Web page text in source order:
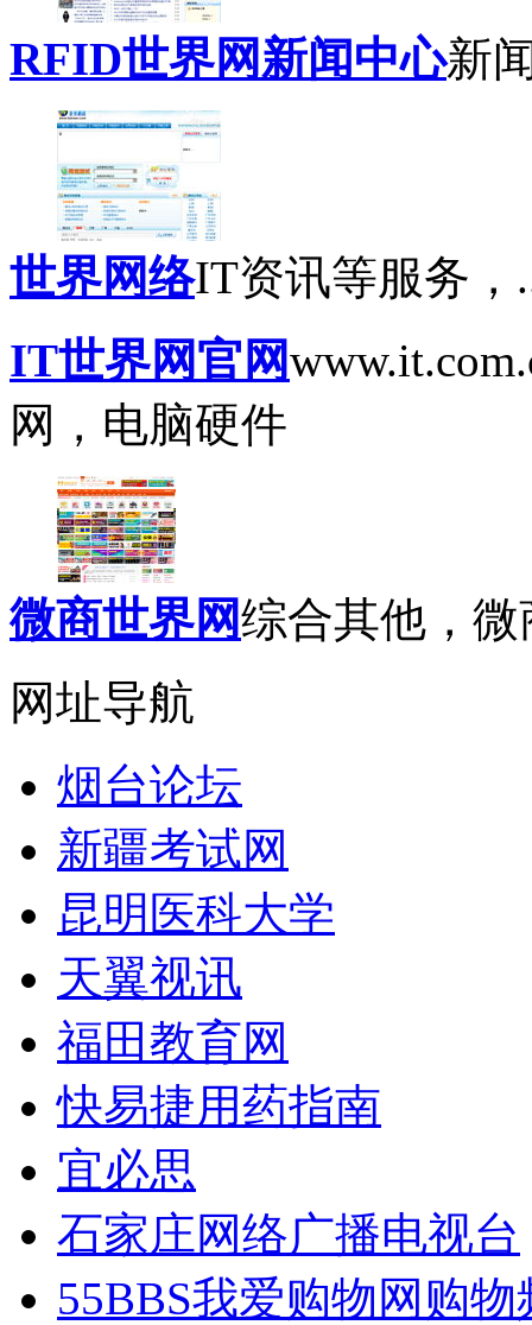
RFID世界网新闻中心新
世界网络IT资讯等服务，
IT世界网官网
网，电脑硬件
微商世界网综合其他，
网址导航
烟台论坛
新疆考试网
昆明医科大学
天翼视讯
福田教育网
快易捷用药指南
宜必思
石家庄网络广播电视台
55BBS我爱购物网购物